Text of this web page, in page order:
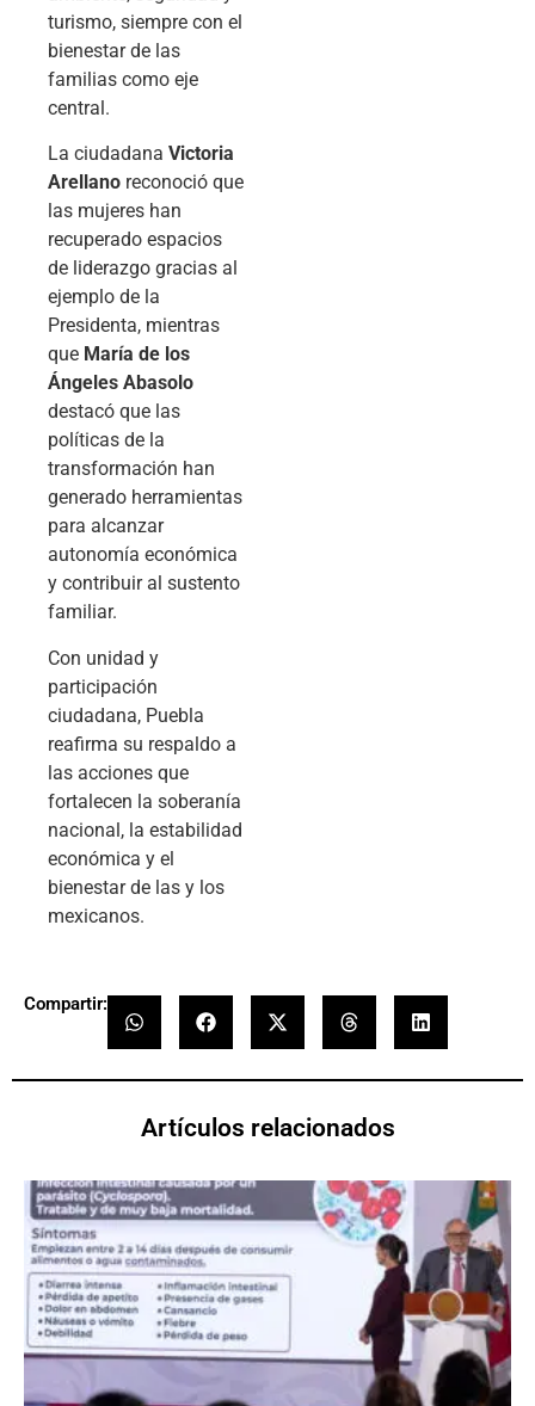
turismo, siempre con el
bienestar de las
familias como eje
central.
La ciudadana Victoria
Arellano reconoció que
las mujeres han
recuperado espacios
de liderazgo gracias al
ejemplo de la
Presidenta, mientras
que María de los
Ángeles Abasolo
destacó que las
políticas de la
transformación han
generado herramientas
para alcanzar
autonomía económica
y contribuir al sustento
familiar.
Con unidad y
participación
ciudadana, Puebla
reafirma su respaldo a
las acciones que
fortalecen la soberanía
nacional, la estabilidad
económica y el
bienestar de las y los
mexicanos.
Compartir:
Artículos relacionados